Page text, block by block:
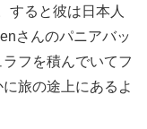
すると彼は日本人
さんのパニアバッ
フを積んでいてフ
旅の途上にあるよ